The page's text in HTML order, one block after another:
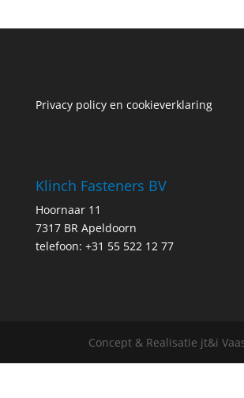
Privacy policy en cookieverklaring
Klinch Fasteners BV
Hoornaar 11
7317 BR Apeldoorn
telefoon: +31 55 522 12 77
Concept & Realisatie jt&i